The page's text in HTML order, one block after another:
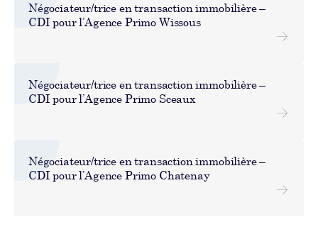
Négociateur/trice en transaction immobilière –
CDI pour l’Agence Primo Wissous
Négociateur/trice en transaction immobilière –
CDI pour l’Agence Primo Sceaux
Négociateur/trice en transaction immobilière –
CDI pour l’Agence Primo Chatenay